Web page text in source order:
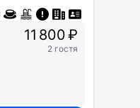
11 800 ₽
2 гостя